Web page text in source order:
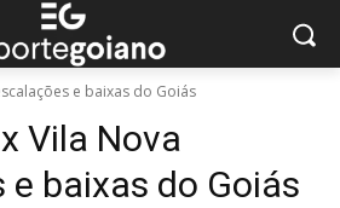
e baixas do Goiás
Vila Nova
e baixas do Goiás